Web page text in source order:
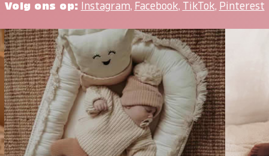
Volg ons op: Instagram, Facebook, TikTok, Pinterest